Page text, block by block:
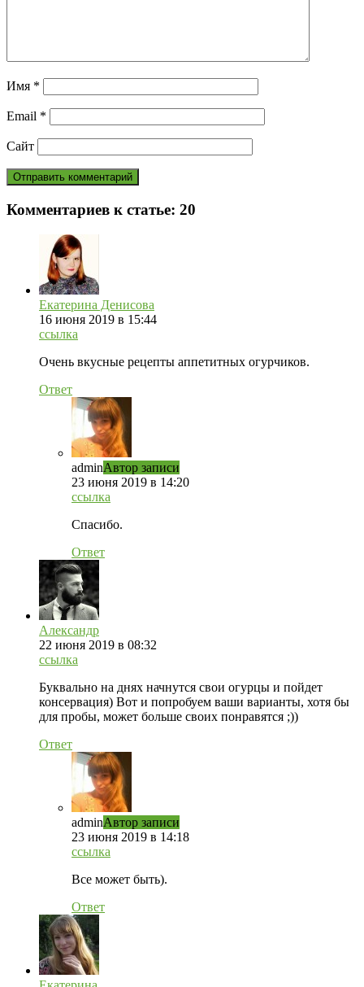
Имя *
Email *
Сайт
Комментариев к статье: 20
Екатерина Денисова
16 июня 2019 в 15:44
ссылка
Очень вкусные рецепты аппетитных огурчиков.
Ответ
adminАвтор записи
23 июня 2019 в 14:20
ссылка
Спасибо.
Ответ
Александр
22 июня 2019 в 08:32
ссылка
Буквально на днях начнутся свои огурцы и пойдет
консервация) Вот и попробуем ваши варианты, хотя бы
для пробы, может больше своих понравятся ;))
Ответ
adminАвтор записи
23 июня 2019 в 14:18
ссылка
Все может быть).
Ответ